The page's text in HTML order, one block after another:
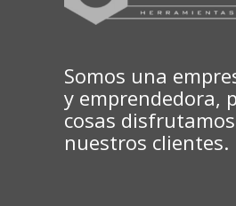
Somos una
y emprendedora,
cosas
nuestros clientes.